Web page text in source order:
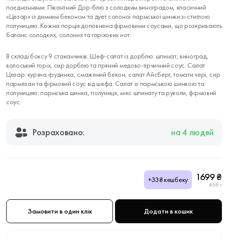
поєднаннями. Пікантний Дор-блю з солодким виноградом, класичний
«Цезар» із димним беконом та дует солоної пармської шинки зі стиглою
полуницею. Кожна порція доповнена фірмовими соусами, що розкривають
баланс солодких, солоних та горіхових нот.
В складі боксу 9 стаканчиків: Шеф-салат із дорблю: шпинат, виноград,
волоський горіх, сир дорблю та пряний медово-гірчичний соус. Салат
Цезар: куряча грудинка, смажений бекон, салат Айсберг, томати чері, сир
пармезан та фірмовий соус від шефа. Салат із пармською шинкою та
полуницею: пармська шинка, полуниця, мікс шпинату та руколи, фірмовий
соус.
Розраховано: на 4 людей
+33₴ кешбеку 1699 ₴
468 г
Замовити в один клік Додати в кошик